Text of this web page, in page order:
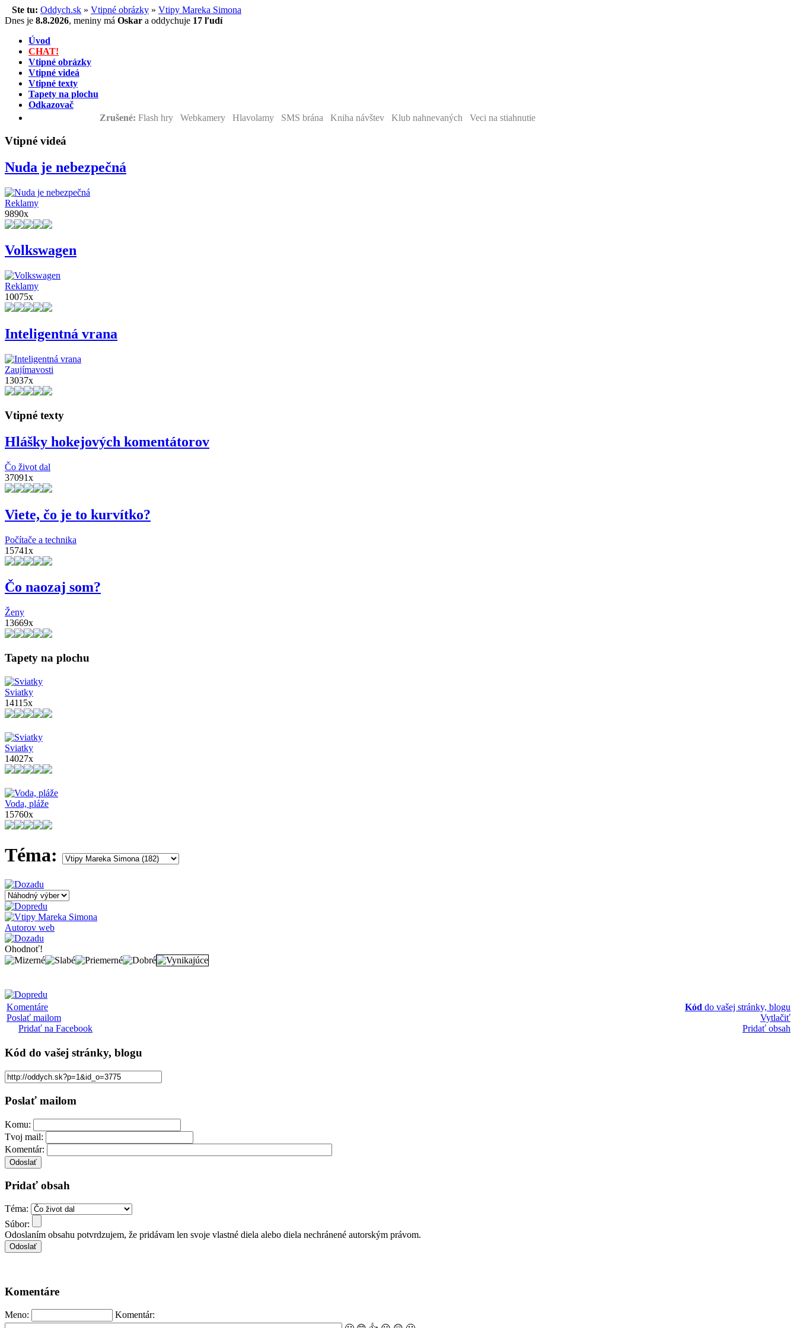
Ste tu: Oddych.sk » Vtipné obrázky » Vtipy Mareka Simona
Dnes je 8.8.2026, meniny má Oskar a oddychuje 17 ľudí
Úvod
CHAT!
Vtipné obrázky
Vtipné videá
Vtipné texty
Tapety na plochu
Odkazovač
Zrušené: Flash hry Webkamery Hlavolamy SMS brána Kniha návštev Klub nahnevaných Veci na stiahnutie
Vtipné videá
Nuda je nebezpečná
Reklamy
9890x
Volkswagen
Reklamy
10075x
Inteligentná vrana
Zaujímavosti
13037x
Vtipné texty
Hlášky hokejových komentátorov
Čo život dal
37091x
Viete, čo je to kurvítko?
Počítače a technika
15741x
Čo naozaj som?
Ženy
13669x
Tapety na plochu
Sviatky
14115x
Sviatky
14027x
Voda, pláže
15760x
Téma:
Autorov web
Ohodnoť!
Komentáre
Poslať mailom
Pridať na Facebook
Kód do vašej stránky, blogu
Vytlačiť
Pridať obsah
Kód do vašej stránky, blogu
Poslať mailom
Komu:
Tvoj mail:
Komentár:
Pridať obsah
Téma:
Súbor:
Odoslaním obsahu potvrdzujem, že pridávam len svoje vlastné diela alebo diela nechránené autorským právom.
Komentáre
Meno:
Komentár: